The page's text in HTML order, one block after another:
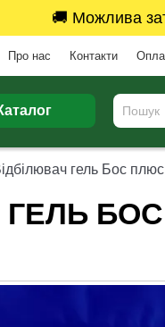
🚚 Можлива
Про нас Контакти
гель Бос
ГЕЛЬ